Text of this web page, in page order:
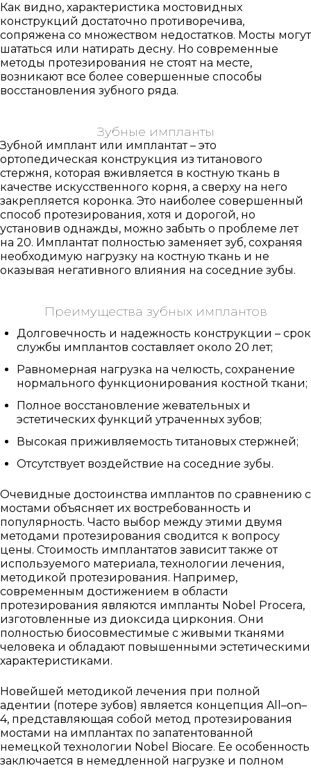
Как видно, характеристика мостовидных
конструкций достаточно противоречива,
сопряжена со множеством недостатков. Мосты могут
шататься или натирать десну. Но современные
методы протезирования не стоят на месте,
возникают все более совершенные способы
восстановления зубного ряда.
Зубные импланты
Зубной имплант или имплантат – это
ортопедическая конструкция из титанового
стержня, которая вживляется в костную ткань в
качестве искусственного корня, а сверху на него
закрепляется коронка. Это наиболее совершенный
способ протезирования, хотя и дорогой, но
установив однажды, можно забыть о проблеме лет
на 20. Имплантат полностью заменяет зуб, сохраняя
необходимую нагрузку на костную ткань и не
оказывая негативного влияния на соседние зубы.
Преимущества зубных имплантов
Долговечность и надежность конструкции – срок
службы имплантов составляет около 20 лет;
Равномерная нагрузка на челюсть, сохранение
нормального функционирования костной ткани;
Полное восстановление жевательных и
эстетических функций утраченных зубов;
Высокая приживляемость титановых стержней;
Отсутствует воздействие на соседние зубы.
Очевидные достоинства имплантов по сравнению с
мостами объясняет их востребованность и
популярность. Часто выбор между этими двумя
методами протезирования сводится к вопросу
цены. Стоимость имплантатов зависит также от
используемого материала, технологии лечения,
методикой протезирования. Например,
современным достижением в области
протезирования являются импланты Nobel Procera,
изготовленные из диоксида циркония. Они
полностью биосовместимые с живыми тканями
человека и обладают повышенными эстетическими
характеристиками.
Новейшей методикой лечения при полной
адентии (потере зубов) является концепция All –on–
4, представляющая собой метод протезирования
мостами на имплантах по запатентованной
немецкой технологии Nobel Biocare. Ее особенность
заключается в немедленной нагрузке и полном